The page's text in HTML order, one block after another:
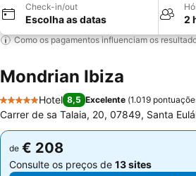
Check-in/out
Escolha as datas 2
Como os pagamentos influenciam os
Mondrian Ibiza
5 Estrelas
Hotel 8,5 Excelente (1.019
Carrer de sa Talaia, 20, 07849, Santa
de € 208
Consulte os preços de 13 sites
de € 208
Consulte os preços de 13 sites